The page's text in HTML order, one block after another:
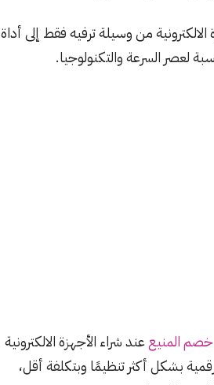
من وسيلة ترفيه فقط إلى أداة
لعصر السرعة والتكنولوجيا.
المنيععند شراء الأجهزة الالكترونية
بشكل أكثر تنظيمًا وبتكلفة أقل،